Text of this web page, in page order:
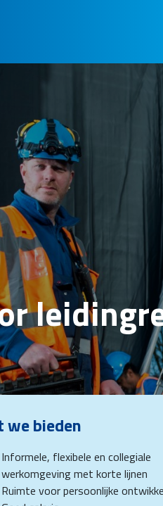
we bieden
Informele, flexibele en collegiale
werkomgeving met korte lijnen
Ruimte voor persoonlijke